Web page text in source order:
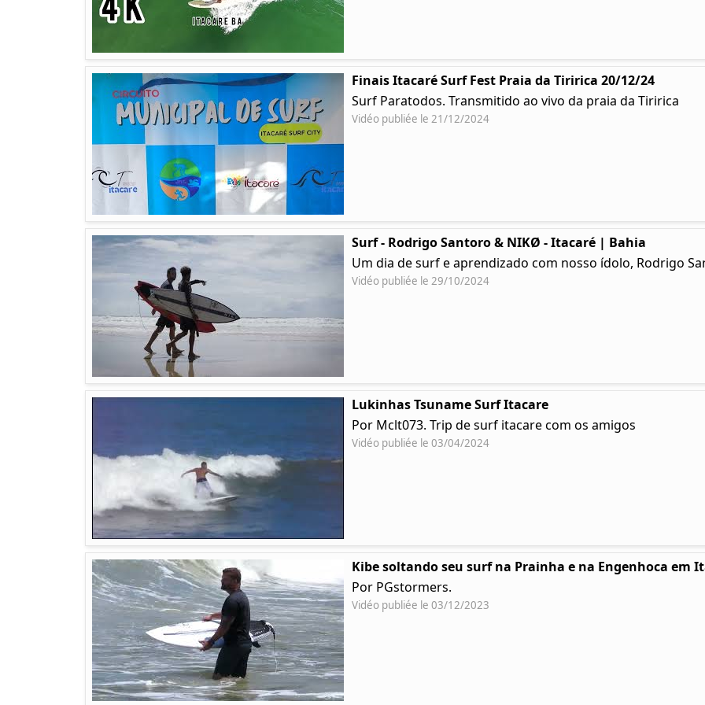
Finais Itacaré Surf Fest Praia da Tiririca 20/12/24
Surf Paratodos. Transmitido ao vivo da praia da Tiririca
Vidéo publiée le 21/12/2024
Surf - Rodrigo Santoro & NIKØ - Itacaré | Bahia
Um dia de surf e aprendizado com nosso ídolo, Rodrigo
Vidéo publiée le 29/10/2024
Lukinhas Tsuname Surf Itacare
Por Mclt073. Trip de surf itacare com os amigos
Vidéo publiée le 03/04/2024
Kibe soltando seu surf na Prainha e na Engenhoca em
Por PGstormers.
Vidéo publiée le 03/12/2023